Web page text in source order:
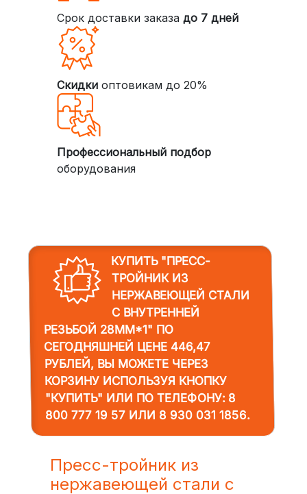
Срок доставки заказа до 7 дней
Скидкиоптовикам до 20%
Профессиональный подбор
оборудования
КУПИТЬ "ПРЕСС-
ТРОЙНИК ИЗ
НЕРЖАВЕЮЩЕЙ СТАЛИ
С ВНУТРЕННЕЙ
РЕЗЬБОЙ 28MM*1" ПО
СЕГОДНЯШНЕЙ ЦЕНЕ 446,47
РУБЛЕЙ, ВЫ МОЖЕТЕ ЧЕРЕЗ
КОРЗИНУ ИСПОЛЬЗУЯ КНОПКУ
"КУПИТЬ" ИЛИ ПО ТЕЛЕФОНУ: 8
800 777 19 57ИЛИ 8 930 031 1856.
Пресс-тройник из
нержавеющей стали с